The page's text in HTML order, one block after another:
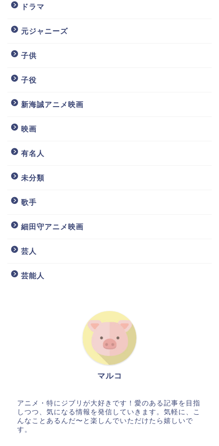
ドラマ
元ジャニーズ
子供
子役
新海誠アニメ映画
映画
有名人
未分類
歌手
細田守アニメ映画
芸人
芸能人
マルコ
アニメ・特にジブリが大好きです！愛のある記事を目指
しつつ、気になる情報を発信していきます。気軽に、こ
んなことあるんだ〜と楽しんでいただけたら嬉しいで
す。